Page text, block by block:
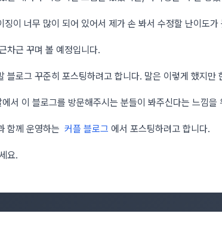
징이 너무 많이 되어 있어서 제가 손 봐서 수정할 난이도가
차근 꾸며 볼 예정입니다.
블로그 꾸준히 포스팅하려고 합니다. 말은 이렇게 했지
서 이 블로그를 방문해주시는 분들이 봐주신다는 느낌을
함께 운영하는 커플 블로그 에서 포스팅하려고 합니다.
요.